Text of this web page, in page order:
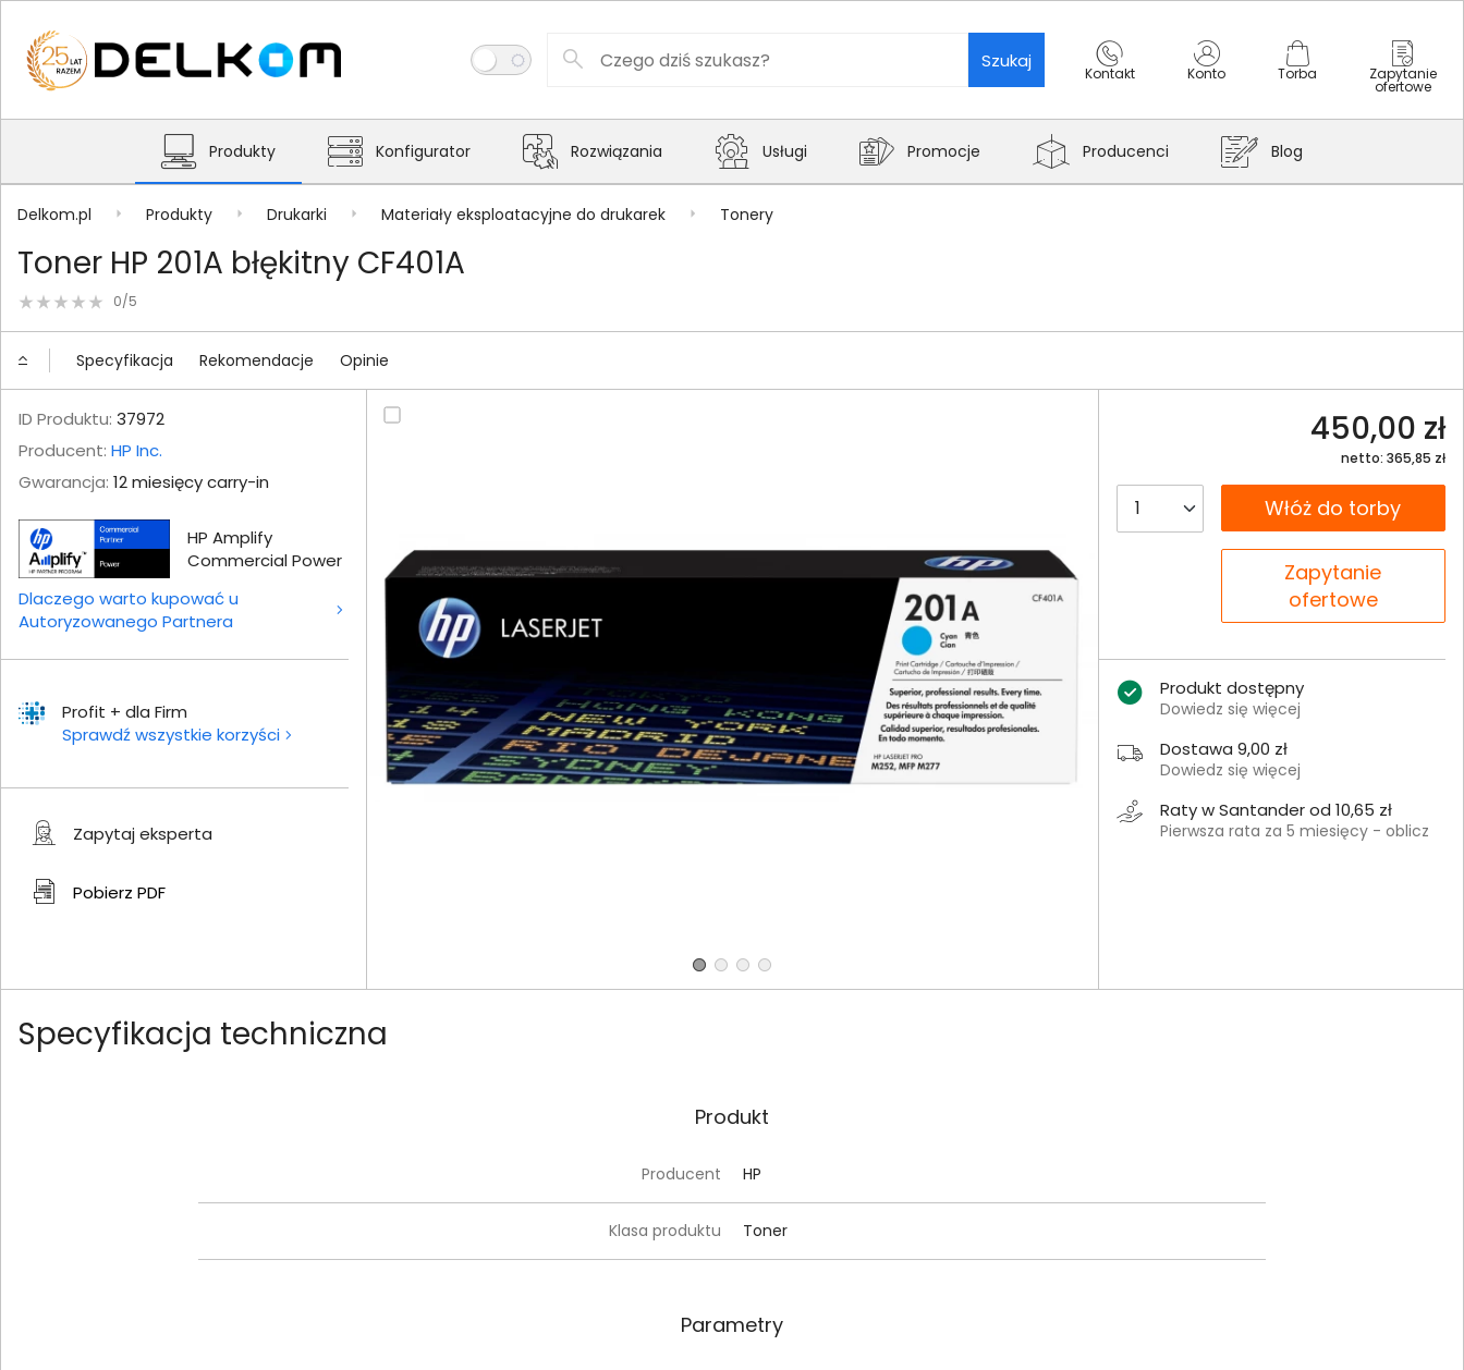
Szukaj
Kontakt Konto Torba Zapytanie
ofertowe
Produkty Konfigurator Rozwiązania Usługi Promocje Producenci Blog
Delkom.pl Produkty Drukarki Materiały eksploatacyjne do drukarek Tonery
Toner HP 201A błękitny CF401A
0/5
Specyfikacja Rekomendacje Opinie
ID Produktu: 37972
Producent: HP Inc.
Gwarancja: 12 miesięcy carry-in
HP Amplify
Commercial Power
Dlaczego warto kupować u
Autoryzowanego Partnera
Profit + dla Firm
Sprawdź wszystkie korzyści
Zapytaj eksperta
Pobierz PDF
450,00 zł
netto: 365,85 zł
__B2C.PRODUCT.QUANTITY
__B2C.PRODUCT.QUANTITY
Włóż do torby
Zapytanie
ofertowe
Produkt dostępny
Dowiedz się więcej
Dostawa 9,00 zł
Dowiedz się więcej
Raty w Santander od 10,65 zł
Pierwsza rata za 5 miesięcy - oblicz
Specyfikacja techniczna
Produkt
Producent HP
Klasa produktu Toner
Parametry